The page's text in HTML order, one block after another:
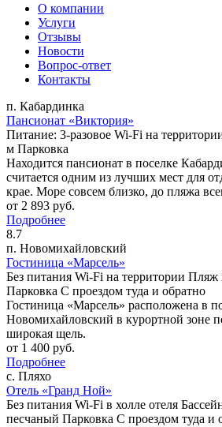
О компании
Услуги
Отзывы
Новости
Вопрос-ответ
Контакты
п. Кабардинка
Пансионат «Виктория»
Питание: 3-разовое Wi-Fi на
м Парковка
Находится пансионат в поселке
считается одним из лучших мест для
крае. Море совсем близко, до пляжа
от 2 893 руб.
Подробнее
8.7
п. Новомихайловский
Гостиница «Марсель»
Без питания Wi-Fi на территории Пляж
Парковка C проездом туда и обратно
Гостиница «Марсель» расположена в
Новомихайловский в курортной зоне
широкая щель.
от 1 400 руб.
Подробнее
с. Пляхо
Отель «Гранд Ной»
Без питания Wi-Fi в холле отеля
песчаный Парковка C проездом туда и